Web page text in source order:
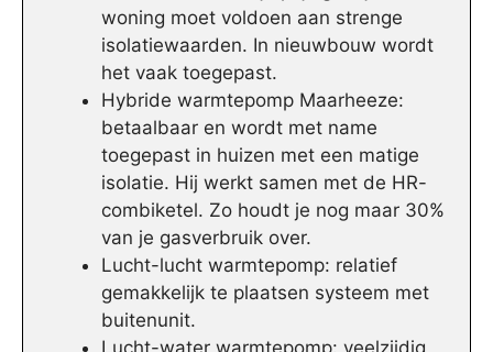
woning moet voldoen aan strenge
isolatiewaarden. In nieuwbouw wordt
het vaak toegepast.
Hybride warmtepomp Maarheeze:
betaalbaar en wordt met name
toegepast in huizen met een matige
isolatie. Hij werkt samen met de HR-
combiketel. Zo houdt je nog maar 30%
van je gasverbruik over.
Lucht-lucht warmtepomp: relatief
gemakkelijk te plaatsen systeem met
buitenunit.